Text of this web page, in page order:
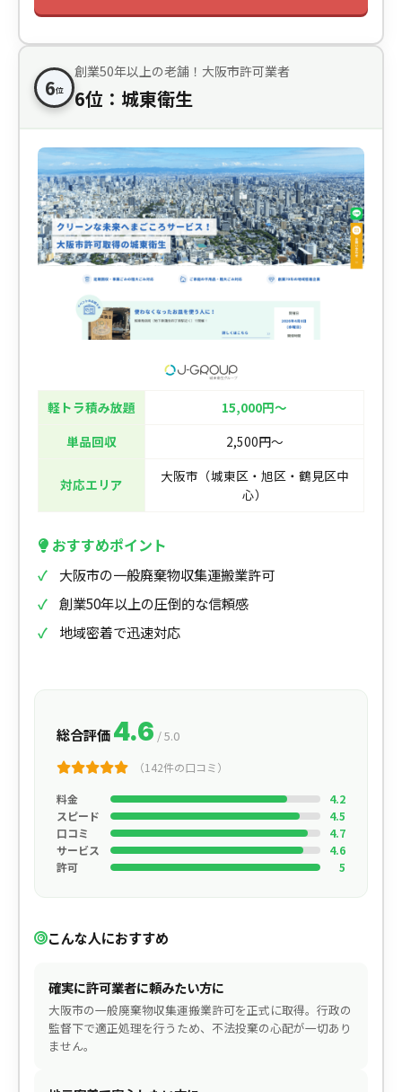
6位
創業50年以上の老舗！大阪市許可業者
6位：城東衛生
軽トラ積み放題
15,000円〜
単品回収
2,500円〜
対応エリア
大阪市（城東区・旭区・鶴見区中
心）
おすすめポイント
大阪市の一般廃棄物収集運搬業許可
創業50年以上の圧倒的な信頼感
地域密着で迅速対応
総合評価4.6 / 5.0
（142件の口コミ）
料金
4.2
スピード
4.5
口コミ
4.7
サービス
4.6
許可
5
こんな人におすすめ
確実に許可業者に頼みたい方に
大阪市の一般廃棄物収集運搬業許可を正式に取得。行政の
監督下で適正処理を行うため、不法投棄の心配が一切あり
ません。